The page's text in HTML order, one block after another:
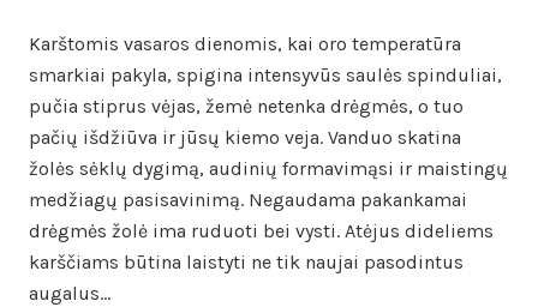
Karštomis vasaros dienomis, kai oro temperatūra
smarkiai pakyla, spigina intensyvūs saulės spinduliai,
pučia stiprus vėjas, žemė netenka drėgmės, o tuo
pačių išdžiūva ir jūsų kiemo veja. Vanduo skatina
žolės sėklų dygimą, audinių formavimąsi ir maistingų
medžiagų pasisavinimą. Negaudama pakankamai
drėgmės žolė ima ruduoti bei vysti. Atėjus dideliems
karščiams būtina laistyti ne tik naujai pasodintus
augalus…